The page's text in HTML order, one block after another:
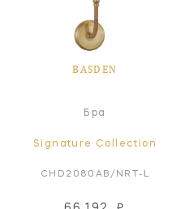
BASDEN
Бра
Signature Collection
CHD2080AB/NRT-L